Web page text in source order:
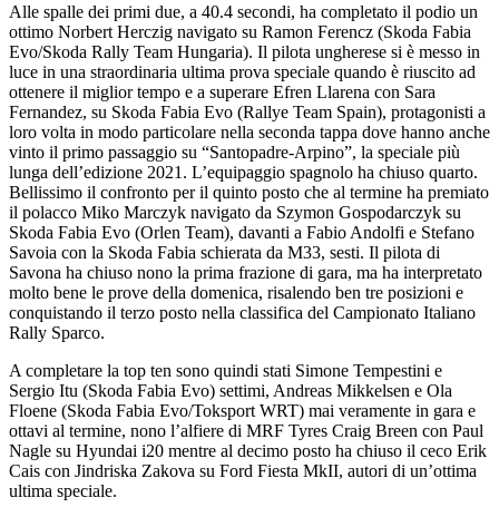
Alle spalle dei primi due, a 40.4 secondi, ha completato il podio un
ottimo Norbert Herczig navigato su Ramon Ferencz (Skoda Fabia
Evo/Skoda Rally Team Hungaria). Il pilota ungherese si è messo in
luce in una straordinaria ultima prova speciale quando è riuscito ad
ottenere il miglior tempo e a superare Efren Llarena con Sara
Fernandez, su Skoda Fabia Evo (Rallye Team Spain), protagonisti a
loro volta in modo particolare nella seconda tappa dove hanno anche
vinto il primo passaggio su “Santopadre-Arpino”, la speciale più
lunga dell’edizione 2021. L’equipaggio spagnolo ha chiuso quarto.
Bellissimo il confronto per il quinto posto che al termine ha premiato
il polacco Miko Marczyk navigato da Szymon Gospodarczyk su
Skoda Fabia Evo (Orlen Team), davanti a Fabio Andolfi e Stefano
Savoia con la Skoda Fabia schierata da M33, sesti. Il pilota di
Savona ha chiuso nono la prima frazione di gara, ma ha interpretato
molto bene le prove della domenica, risalendo ben tre posizioni e
conquistando il terzo posto nella classifica del Campionato Italiano
Rally Sparco.
A completare la top ten sono quindi stati Simone Tempestini e
Sergio Itu (Skoda Fabia Evo) settimi, Andreas Mikkelsen e Ola
Floene (Skoda Fabia Evo/Toksport WRT) mai veramente in gara e
ottavi al termine, nono l’alfiere di MRF Tyres Craig Breen con Paul
Nagle su Hyundai i20 mentre al decimo posto ha chiuso il ceco Erik
Cais con Jindriska Zakova su Ford Fiesta MkII, autori di un’ottima
ultima speciale.